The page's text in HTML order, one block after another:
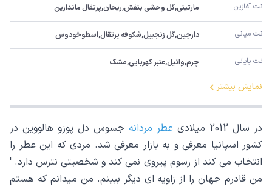
نت آغازین مارتینی,گل وحشی بنفش,ریحان,پرتقال ماندارین
نت میانی دارچین,گل زنجبیل,شکوفه پرتقال,اسطوخودوس
نت پایانی چرم,وانیل,عنبر کهربایی,مشک
نمایش بیشتر
در سال 2012 میلادی عطر مردانه جسوس دل پوزو هالووین در
کشور اسپانیا معرفی و به بازار معرفی شد. مردی که این عطر را
انتخاب می کند از رسوم پیروی نمی کند و شخصیتی نترس دارد. '
من قادرم جهان را از زاویه ای دیگر ببینم. من میدانم که هستم